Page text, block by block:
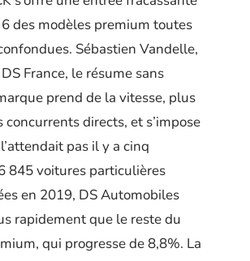
des modèles premium toutes
Sébastien Vandelle,
France, le résume sans
prend de la vitesse, plus
concurrents directs, et s’impose
pas il y a cinq
845 voitures particulières
en 2019, DS Automobiles
rapidement que le reste du
qui progresse de 8,8%. La